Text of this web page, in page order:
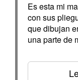
Es esta mi
con sus
que dibujan
una parte de